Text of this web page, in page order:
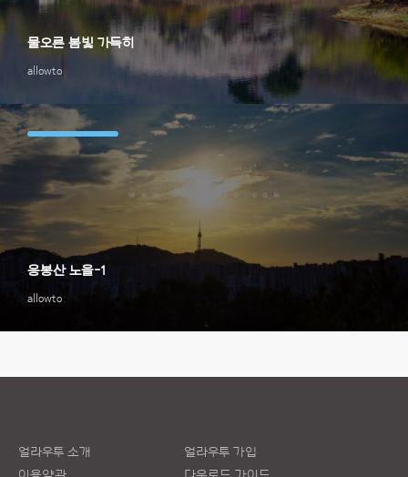
allowto
물오른 봄빛 가득히
allowto
응봉산 노을-1
얼라우투 소개
얼라우투 가입